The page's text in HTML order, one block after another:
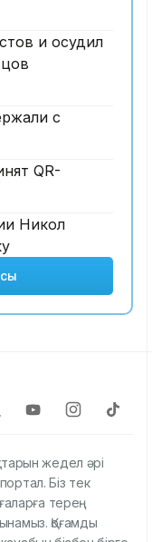
и осудил
с
QR-
Никол
жедел әрі
Біз тек
терең
Қоғамды